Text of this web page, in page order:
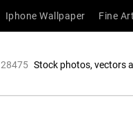
Iphone Wallpaper Fine Art
28475 Stock photos, vectors